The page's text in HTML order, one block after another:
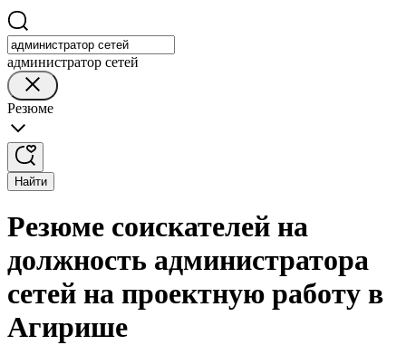
администратор сетей
Резюме
Найти
Резюме соискателей на
должность администратора
сетей на проектную работу в
Агирише